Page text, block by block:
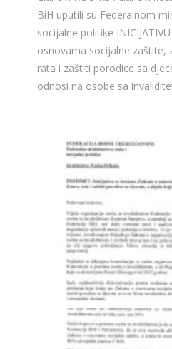
BiH uputili su Federalnom
socijalne politike
osnovama socijalne zaštite,
rata i zaštiti porodice sa
odnosi na osobe sa